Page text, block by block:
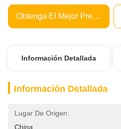
Obtenga El Mejor Precio
Información Detallada
Información Detallada
Lugar De Origen:
China